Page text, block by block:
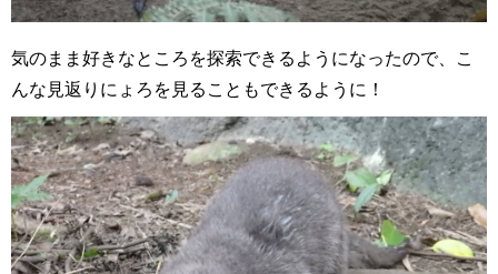
気のまま好きなところを探索できるようになったので、こ
んな見返りにょろを見ることもできるように！